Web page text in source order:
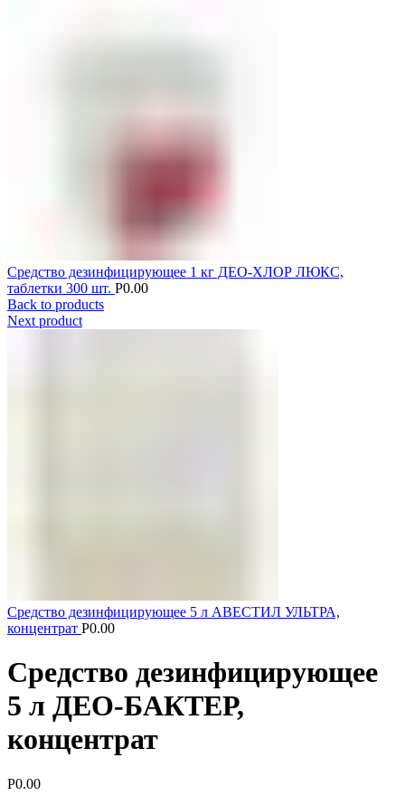
Средство дезинфицирующее 1 кг ДЕО-ХЛОР ЛЮКС,
таблетки 300 шт. Р0.00
Back to products
Next product
Средство дезинфицирующее 5 л АВЕСТИЛ УЛЬТРА,
концентрат Р0.00
Средство дезинфицирующее
5 л ДЕО-БАКТЕР,
концентрат
Р0.00